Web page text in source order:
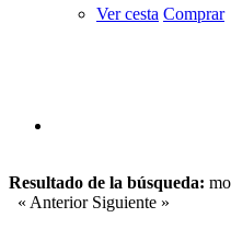
Ver cesta Comprar
Resultado de la búsqueda:
« Anterior Siguiente »